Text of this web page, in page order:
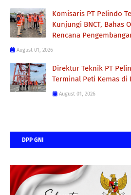
Komisaris PT Pelindo
Kunjungi BNCT, Bahas
Rencana
August 01, 2026
Direktur Teknik PT
Terminal Peti Kemas di
August 01, 2026
DPP GNI